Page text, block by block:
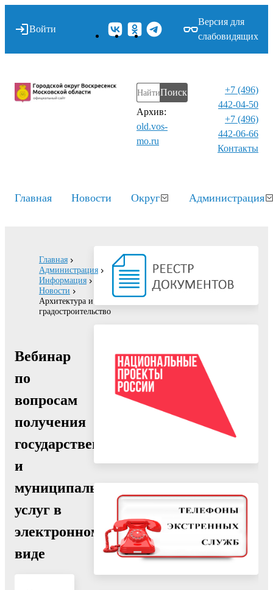
Войти
Версия для
слабовидящих
Поиск
Архив:
old.vos-
mo.ru
+7 (496)
442-04-50
+7 (496)
442-06-66
Контакты⁠
Главная Новости Округ Администрация
Главная
Администрация
Информация
Новости
Архитектура и
градостроительство
Вебинар
по
вопросам
получения
государственных
и
муниципальных
услуг в
электронном
виде